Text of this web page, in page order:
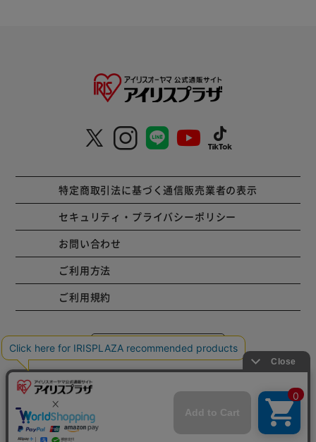
特定商取引法に基づく通信販売業者の表示
セキュリティ・プライバシーポリシー
お問い合わせ
ご利用方法
ご利用規約
コーポレートサイト